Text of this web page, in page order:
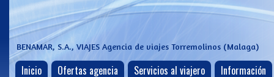
BENAMAR, S.A., VIAJES Agencia de viajes Torremolinos (Malaga)
Inicio Ofertas agencia Servicios al viajero Información